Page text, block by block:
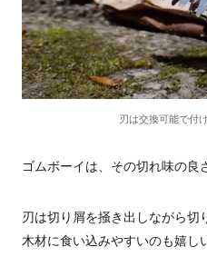
刃は交換可能で付
ゴムボーイは、その切れ味の良
刃は切り屑を掻き出しながら切
木材に食い込みやすいのも嬉し